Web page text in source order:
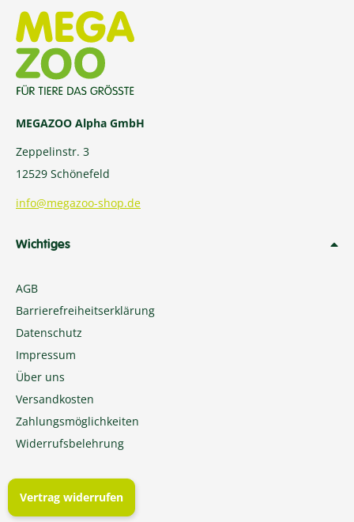
MEGAZOO Alpha GmbH
Zeppelinstr. 3
12529 Schönefeld
info@megazoo-shop.de
Wichtiges
AGB
Barrierefreiheitserklärung
Datenschutz
Impressum
Über uns
Versandkosten
Zahlungsmöglichkeiten
Widerrufsbelehrung
Vertrag widerrufen